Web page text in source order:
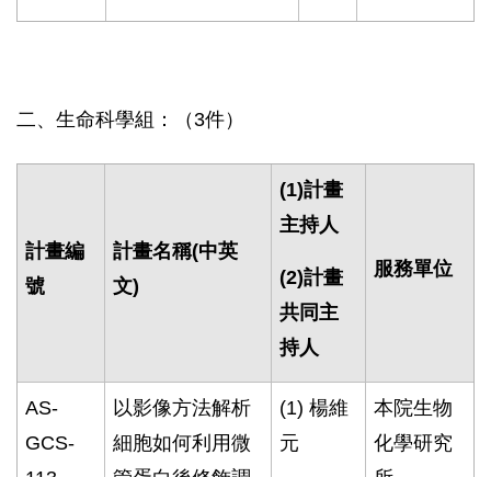
二、生命科學組：（3件）
計畫編
號
計畫名稱(中英
文)
(1)計畫
主持人
(2)計畫
共同主
持人
服務單位
AS-
GCS-
以影像方法解析
細胞如何利用微
(1)楊維
元
本院生物
化學研究